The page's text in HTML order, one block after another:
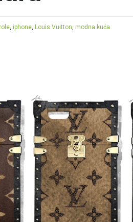
,iphone, Louis Vuitton,modna kuća